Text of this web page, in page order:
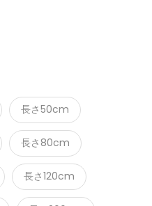
長さ50cm
長さ80cm
長さ120cm